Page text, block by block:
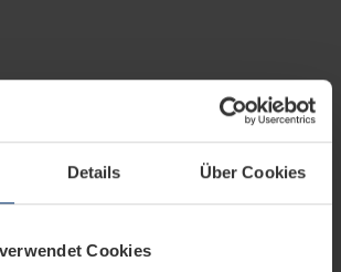
Details Über Cookies
Cookies